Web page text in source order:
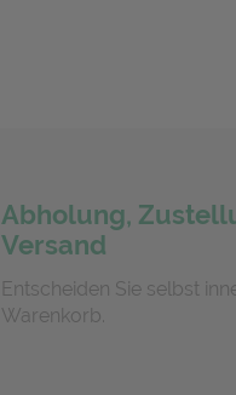
Abholung,
Versand
Entscheiden Sie selbst
Warenkorb.